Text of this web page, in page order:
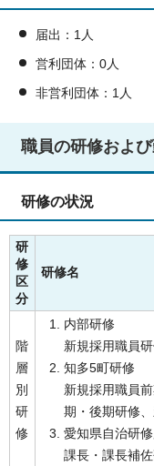
届出：1人
営利団体：0人
非営利団体：1人
職員の研修およ
研修の状況
研
修
区
分
研修名
階
層
別
研
修
内部研修
新規採用職員
知多5町研修
新規採用職員
期・後期研修
愛知県自治研
課長・課長補